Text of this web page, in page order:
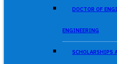
DOCTOR OF
ENGINEERING
SCHOLARSHIPS